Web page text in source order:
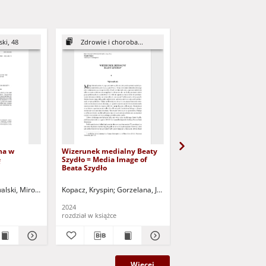
48
w
Mirosław - red. Zygadło, Andrzej
Zdrowie i choroba...
Wizerunek medialny Beaty
Szydło = Media Image of
Beata Szydło
Kopacz, Kryspin Gorzelana, Joanna - red. nauk.
2024
rozdział w książce